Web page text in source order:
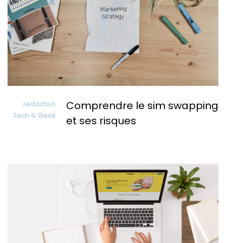
redaction
Tech & Geek
Comprendre le sim swapping
et ses risques